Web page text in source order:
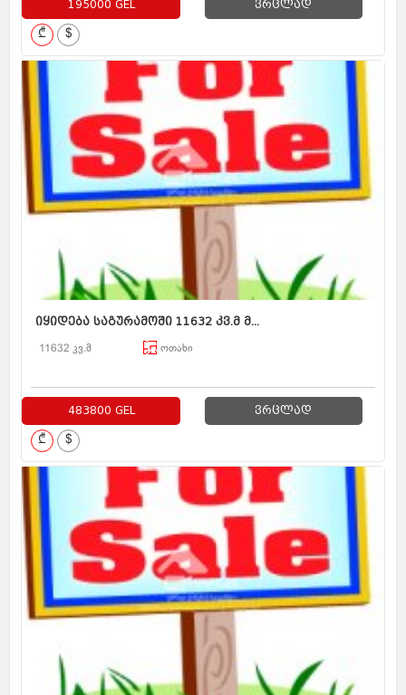
195000 GEL ვრცლად
₾ $
იყიდება საგურამოში 11632 კვ.მ მ...
11632 კვ.მ ოთახი
483800 GEL ვრცლად
₾ $